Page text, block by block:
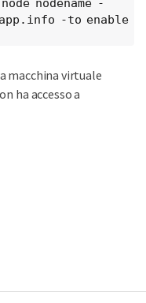
nodename -
-to enable
macchina virtuale
ha accesso a